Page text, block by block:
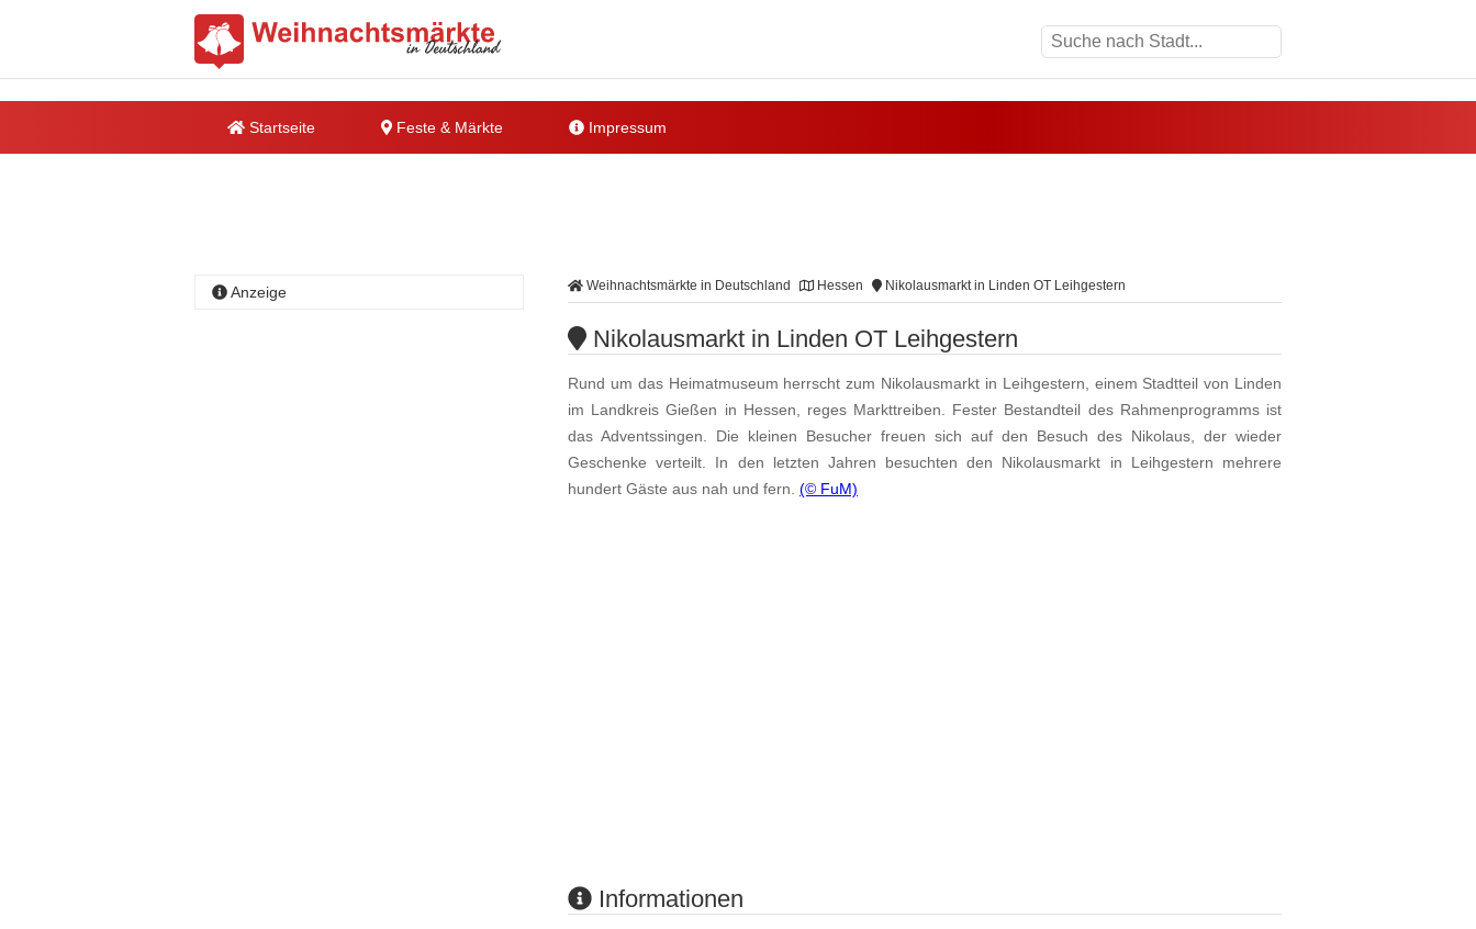
Startseite Feste & Märkte Impressum
Weihnachtsmärkte in Deutschland Hessen Nikolausmarkt in Linden OT Leihgestern
Nikolausmarkt in Linden OT Leihgestern
Rund um das Heimatmuseum herrscht zum Nikolausmarkt in Leihgestern, einem Stadtteil von Linden
im Landkreis Gießen in Hessen, reges Markttreiben. Fester Bestandteil des Rahmenprogramms ist
das Adventssingen. Die kleinen Besucher freuen sich auf den Besuch des Nikolaus, der wieder
Geschenke verteilt. In den letzten Jahren besuchten den Nikolausmarkt in Leihgestern mehrere
hundert Gäste aus nah und fern. (© FuM)
Informationen
Anzeige